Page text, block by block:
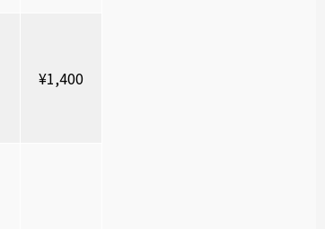
¥1,400